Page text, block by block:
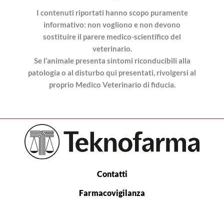
I contenuti riportati hanno scopo puramente
informativo: non vogliono e non devono
sostituire il parere medico-scientifico del
veterinario.
Se l’animale presenta sintomi riconducibili alla
patologia o al disturbo qui presentati, rivolgersi al
proprio Medico Veterinario di fiducia.
Contatti
Farmacovigilanza